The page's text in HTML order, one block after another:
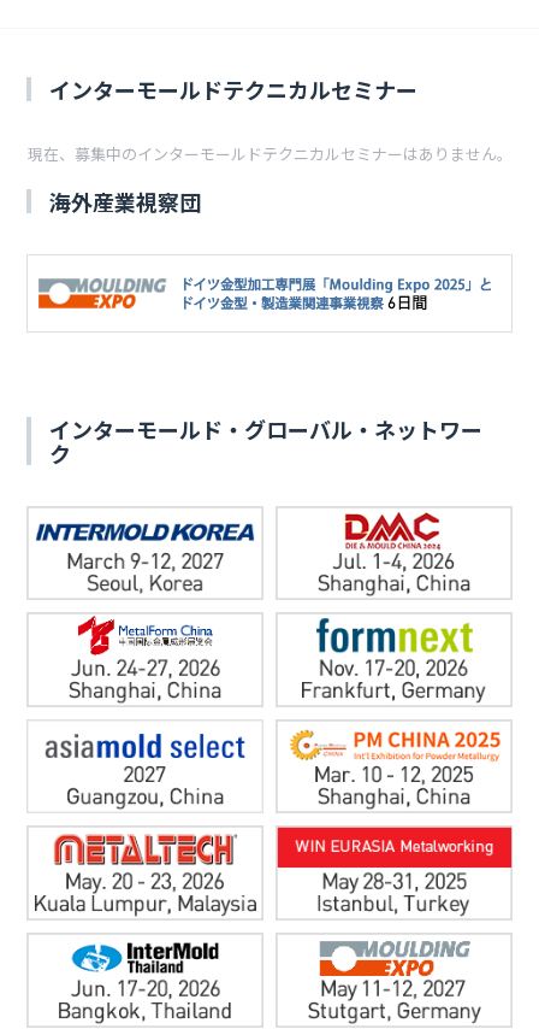
インターモールドテクニカルセミナー
現在、募集中のインターモールドテクニカルセミナーはありません。
海外産業視察団
インターモールド・グローバル・ネットワー
ク